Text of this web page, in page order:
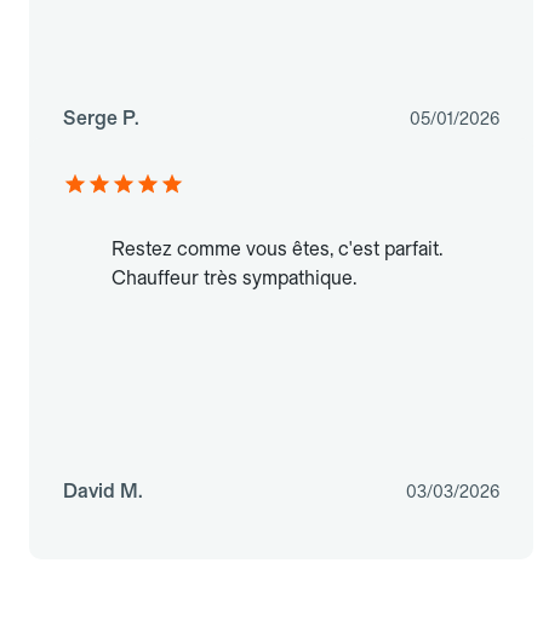
Serge P. 05/01/2026
Restez comme vous êtes, c'est parfait.
Chauffeur très sympathique.
David M. 03/03/2026